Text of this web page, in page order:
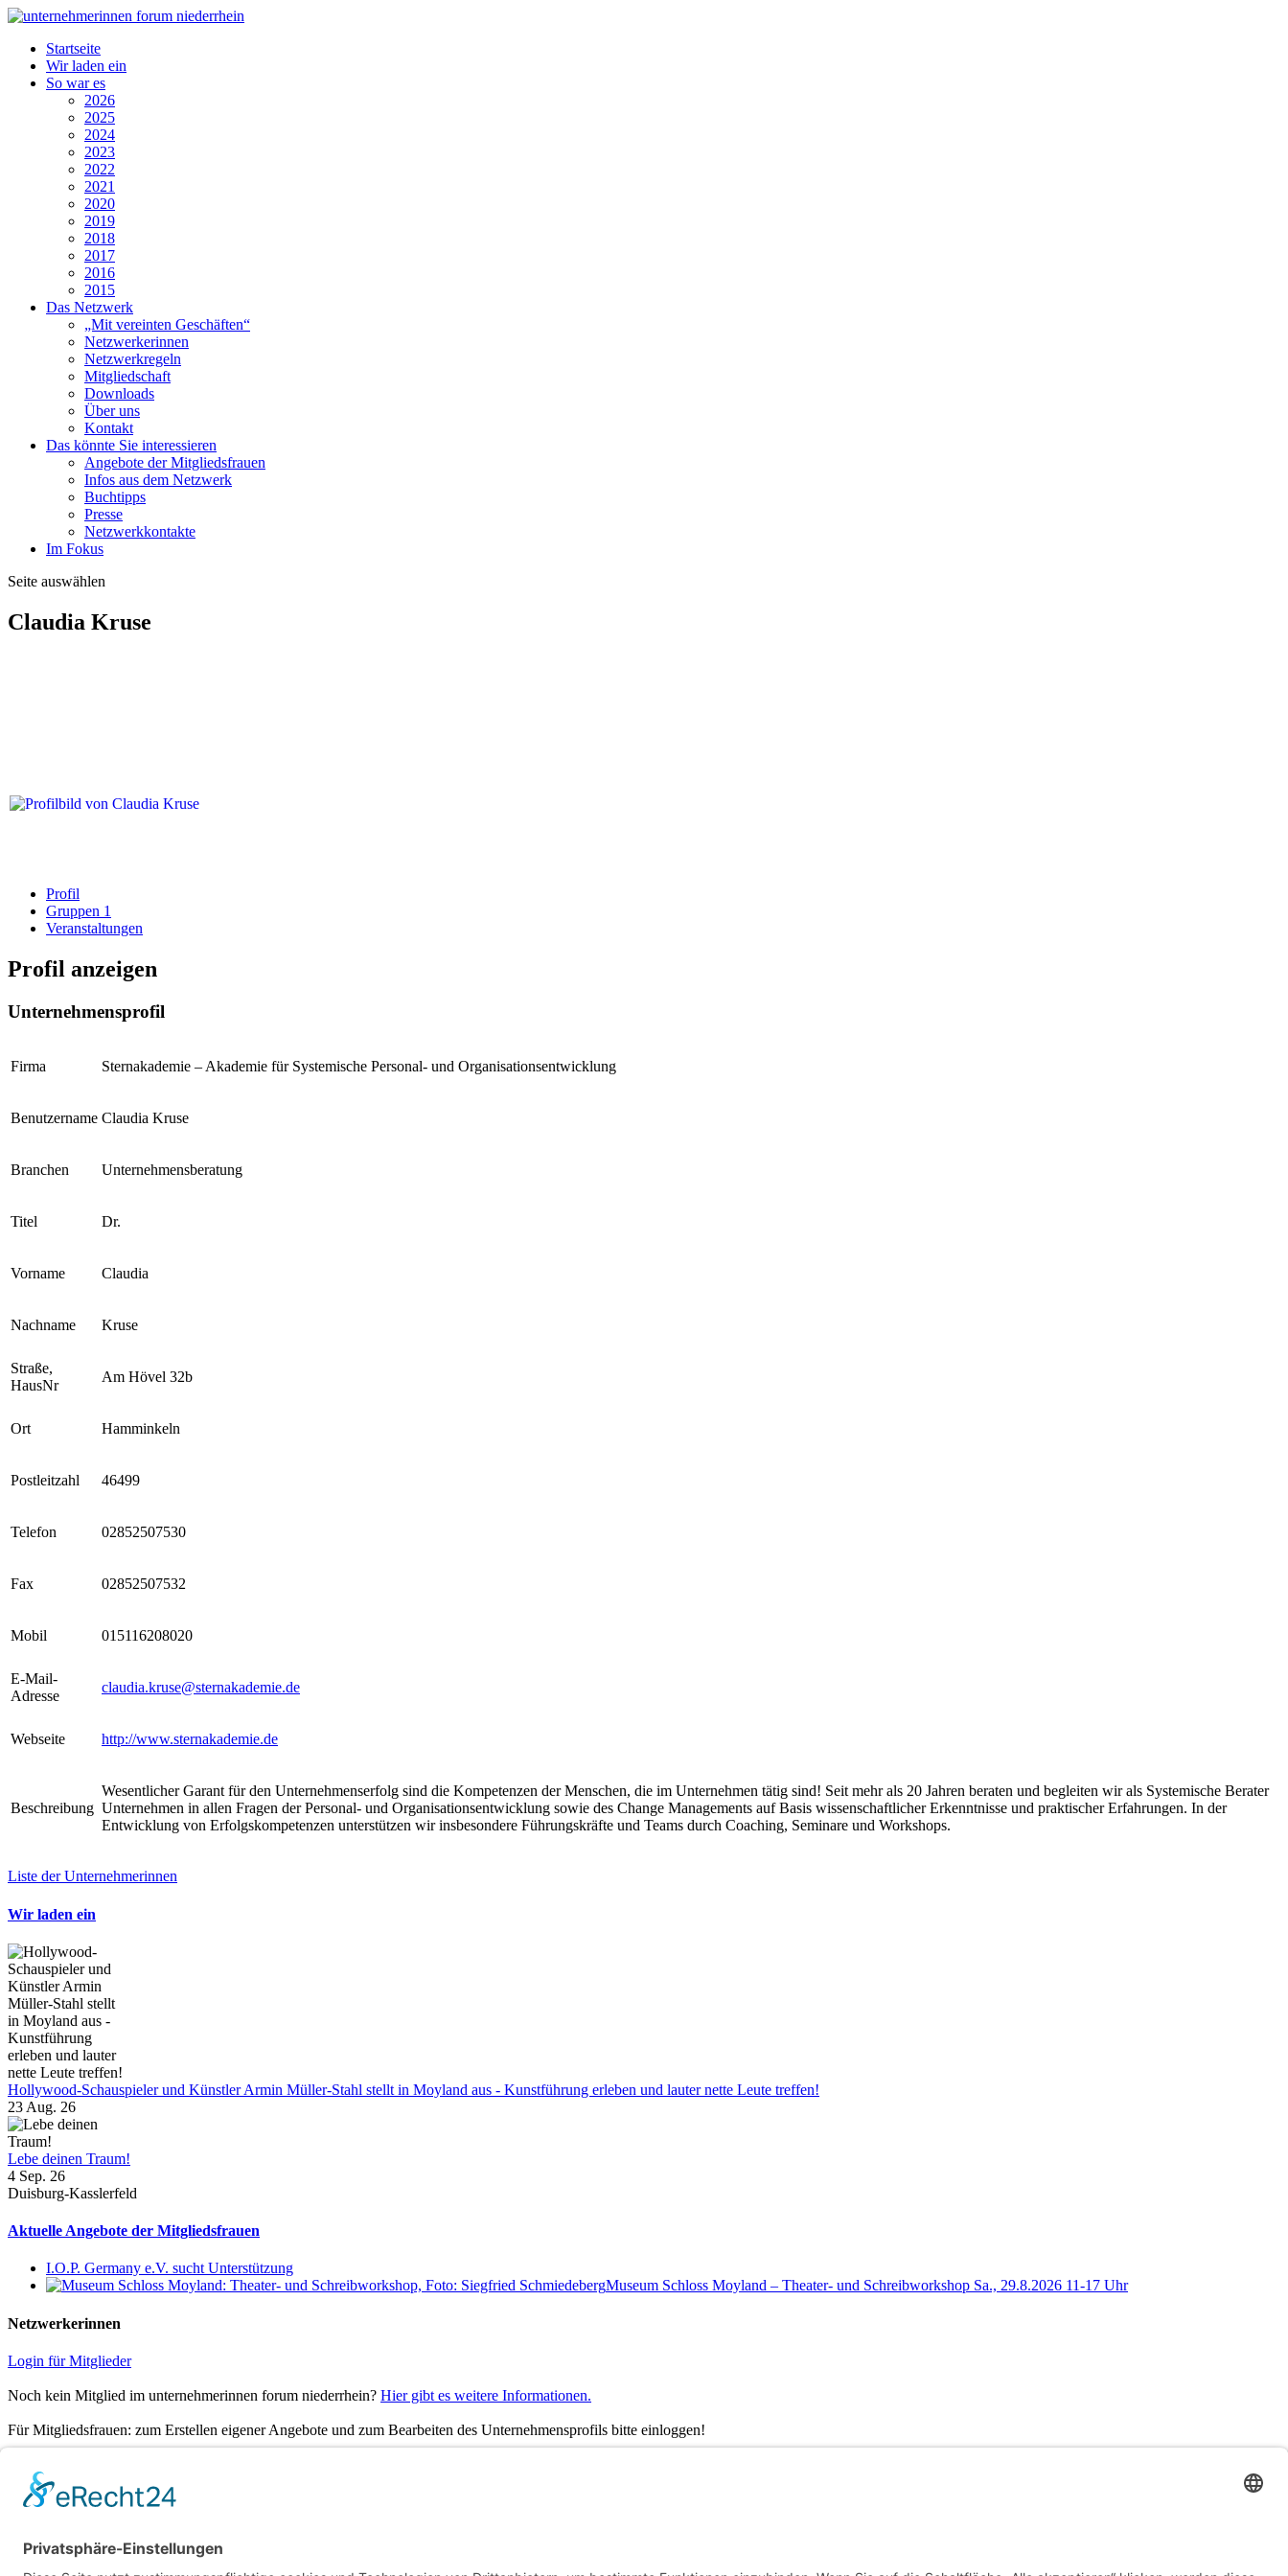
Startseite
Wir laden ein
So war es
2026
2025
2024
2023
2022
2021
2020
2019
2018
2017
2016
2015
Das Netzwerk
„Mit vereinten Geschäften“
Netzwerkerinnen
Netzwerkregeln
Mitgliedschaft
Downloads
Über uns
Kontakt
Das könnte Sie interessieren
Angebote der Mitgliedsfrauen
Infos aus dem Netzwerk
Buchtipps
Presse
Netzwerkkontakte
Im Fokus
Seite auswählen
Claudia Kruse
Profil
Gruppen 1
Veranstaltungen
Profil anzeigen
Unternehmensprofil
Firma Sternakademie – Akademie für Systemische Personal- und Organisationsentwicklung
Benutzername Claudia Kruse
Branchen Unternehmensberatung
Titel Dr.
Vorname Claudia
Nachname Kruse
Straße,
HausNr
Am Hövel 32b
Ort Hamminkeln
Postleitzahl 46499
Telefon 02852507530
Fax 02852507532
Mobil 015116208020
E-Mail-
Adresse
claudia.kruse@sternakademie.de
Webseite http://www.sternakademie.de
Beschreibung
Wesentlicher Garant für den Unternehmenserfolg sind die Kompetenzen der Menschen, die im Unternehmen tätig sind! Seit mehr als 20 Jahren beraten und begleiten wir als Systemische Berater
Unternehmen in allen Fragen der Personal- und Organisationsentwicklung sowie des Change Managements auf Basis wissenschaftlicher Erkenntnisse und praktischer Erfahrungen. In der
Entwicklung von Erfolgskompetenzen unterstützen wir insbesondere Führungskräfte und Teams durch Coaching, Seminare und Workshops.
Liste der Unternehmerinnen
Wir laden ein
Hollywood-Schauspieler und Künstler Armin Müller-Stahl stellt in Moyland aus - Kunstführung erleben und lauter nette Leute treffen!
23 Aug. 26
Lebe deinen Traum!
4 Sep. 26
Duisburg-Kasslerfeld
Aktuelle Angebote der Mitgliedsfrauen
I.O.P. Germany e.V. sucht Unterstützung
Museum Schloss Moyland – Theater- und Schreibworkshop Sa., 29.8.2026 11-17 Uhr
Netzwerkerinnen
Login für Mitglieder
Noch kein Mitglied im unternehmerinnen forum niederrhein? Hier gibt es weitere Informationen.
Für Mitgliedsfrauen: zum Erstellen eigener Angebote und zum Bearbeiten des Unternehmensprofils bitte einloggen!
Folge dem unternehmerinnen forum niederrhein auch auf Facebook, Instagram oder LinkedIn.